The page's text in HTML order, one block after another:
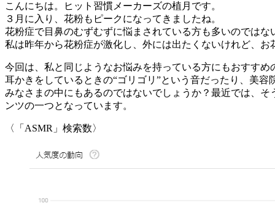
こんにちは。ヒット習慣メーカーズの植月です。
３月に入り、花粉もピークになってきましたね。
花粉症で目鼻のむずむずに悩まされている方も多いのではな
私は昨年から花粉症が激化し、外には出たくないけれど、
今回は、私と同じようなお悩みを持っている方にもおすすめ
耳かきをしているときの“ゴリゴリ”という音だったり、美
みなさまの中にもあるのではないでしょうか？最近では、そ
ンツの一つとなっています。
〈「ASMR」検索数〉